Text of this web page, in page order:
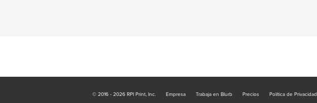
© 2016 - 2026 RPI Print, Inc. Empresa Trabaja en Blurb Precios Política de Privacidad